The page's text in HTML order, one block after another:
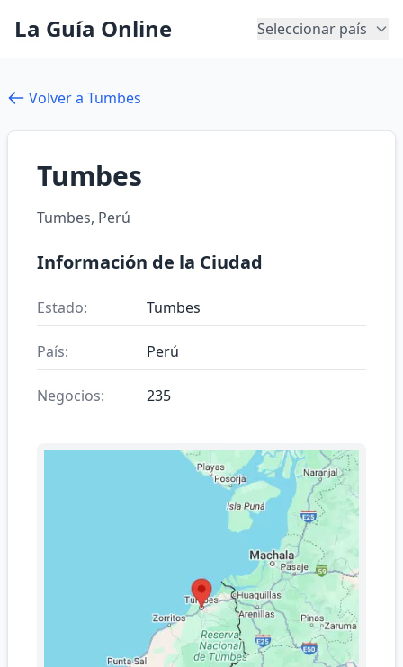
La Guía Online Seleccionar país
Volver a Tumbes
Tumbes
Tumbes, Perú
Información de la Ciudad
Estado: Tumbes
País: Perú
Negocios: 235